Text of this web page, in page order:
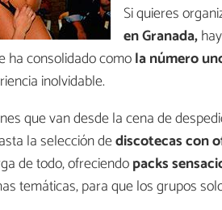
Si quieres
en Granada,
ha consolidado comola número
inolvidable.
que van desde la cena de
la selección dediscotecas con
de todo, ofreciendopacks
temáticas, para que los grupos